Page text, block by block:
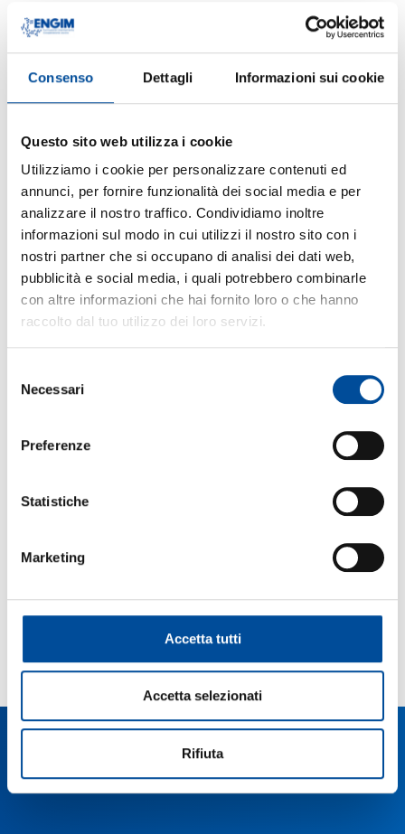
Consenso Dettagli Informazioni sui cookie
Questo sito web utilizza i cookie
Utilizziamo i cookie per personalizzare contenuti ed
annunci, per fornire funzionalità dei social media e per
analizzare il nostro traffico. Condividiamo inoltre
informazioni sul modo in cui utilizzi il nostro sito con i
nostri partner che si occupano di analisi dei dati web,
pubblicità e social media, i quali potrebbero combinarle
con altre informazioni che hai fornito loro o che hanno
raccolto dal tuo utilizzo dei loro servizi.
delNecessari
Preferenze
Statistiche
Marketing
Accetta tutti
Accetta selezionati
Rifiuta
TECNICO DI CUCINA
30 Giugno 2025
LEGGI L'ARTICOLO
TECNICO ELETTRICO – Impianti elettrici
LEGGI L'ARTICOLO
TECNICO DEI SERVIZI DI SALA E BAR